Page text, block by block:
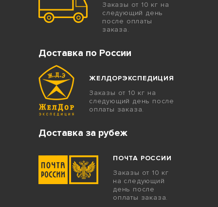
Заказы от 10 кг на
следующий день
после оплаты
заказа.
Доставка по России
ЖЕЛДОРЭКСПЕДИЦИЯ
Заказы от 10 кг на
следующий день после
оплаты заказа.
Доставка за рубеж
ПОЧТА РОССИИ
Заказы от 10 кг
на следующий
день после
оплаты заказа.